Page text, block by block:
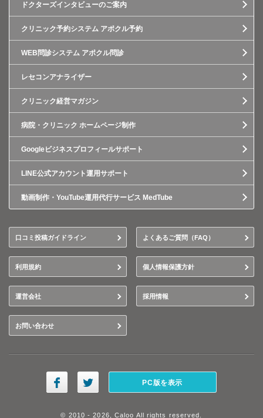
ドクターズインタビューのご案内
クリニック予約システム アポクル予約
WEB問診システム アポクル問診
レセコンアナライザー
クリニック経営マガジン
病院・クリニック ホームページ制作
Googleビジネスプロフィールサポート
LINE公式アカウント運用サポート
動画制作・YouTube運用代行サービス MedTube
口コミ投稿ガイドライン よくあるご質問（FAQ）
利用規約 個人情報保護方針
運営会社 採用情報
お問い合わせ
PC版を表示
© 2010 - 2026, Caloo All rights reserved.